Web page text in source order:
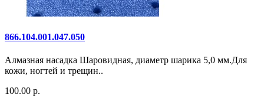
866.104.001.047.050
Алмазная насадка Шаровидная, диаметр шарика 5,0 мм.Для
кожи, ногтей и трещин..
100.00 р.